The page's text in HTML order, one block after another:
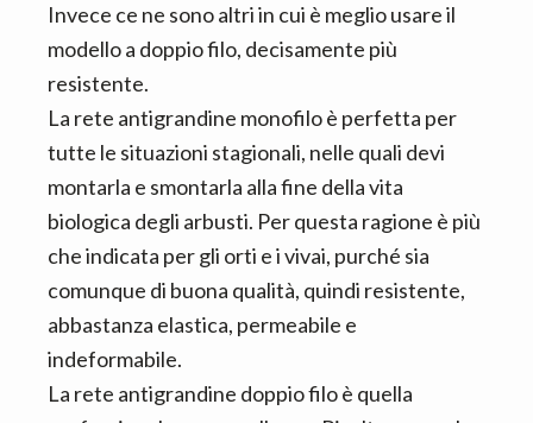
Invece ce ne sono altri in cui è meglio usare il
modello a doppio filo, decisamente più
resistente.
La rete antigrandine monofilo è perfetta per
tutte le situazioni stagionali, nelle quali devi
montarla e smontarla alla fine della vita
biologica degli arbusti. Per questa ragione è più
che indicata per gli orti e i vivai, purché sia
comunque di buona qualità, quindi resistente,
abbastanza elastica, permeabile e
indeformabile.
La rete antigrandine doppio filo è quella